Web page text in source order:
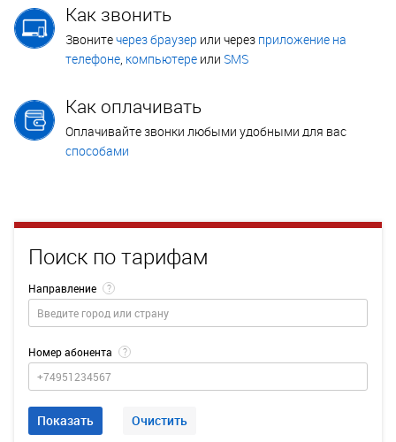
Как звонить
Звонитечерез браузер или через приложение на
телефоне, компьютере или SMS
Как оплачивать
Оплачивайте звонки любыми удобными для вас
способами
Поиск по тарифам
Направление ?
Номер абонента ?
Показать Очистить